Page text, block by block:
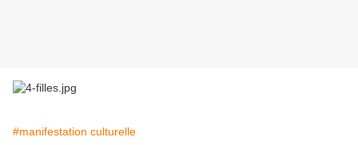
#manifestation culturelle